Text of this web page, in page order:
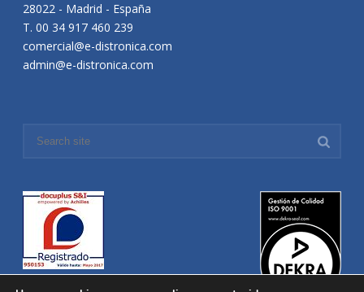
28022 - Madrid - España
T. 00 34 917 460 239
comercial@e-distronica.com
admin@e-distronica.com